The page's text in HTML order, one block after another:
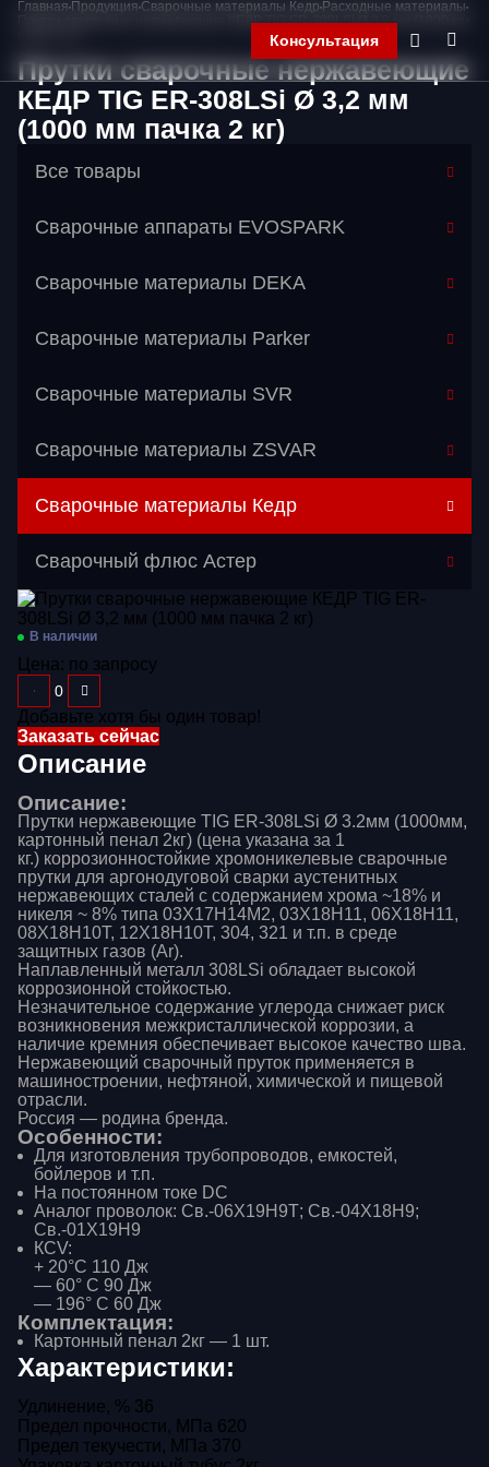
Консультация
Главная
Корзина
Главная Продукция Сварочные материалы Кедр Расходные материалы
Прутки сварочные нержавеющие КЕДР TIG ER-308LSi Ø 3,2 мм (1000 мм
Прутки сварочные нержавеющие
КЕДР TIG ER-308LSi Ø 3,2 мм
(1000 мм пачка 2 кг)
Все товары
Сварочные аппараты EVOSPARK
Сварочные материалы DEKA
Сварочные материалы Parker
Сварочные материалы SVR
Сварочные материалы ZSVAR
Сварочные материалы Кедр
Перейти в категорию
Газосварочное оборудование
Дополнительное оборудование
Распродажа
Расходные материалы
Сварочные аппараты
Сварочные горелки
Средства защиты
Сварочный флюс Астер
В наличии
Цена: по запросу
Добавьте хотя бы один товар!
Заказать сейчас
Описание
Описание:
Прутки нержавеющие TIG ER-308LSi Ø 3.2мм (1000мм,
картонный пенал 2кг) (цена указана за 1
кг.) коррозионностойкие хромоникелевые сварочные
прутки для аргонодуговой сварки аустенитных
нержавеющих сталей c содержанием хрома ~18% и
никеля ~ 8% типа 03Х17Н14М2, 03Х18Н11, 06Х18Н11,
08Х18Н10Т, 12Х18Н10Т, 304, 321 и т.п. в среде
защитных газов (Ar).
Наплавленный металл 308LSi обладает высокой
коррозионной стойкостью.
Незначительное содержание углерода снижает риск
возникновения межкристаллической коррозии, а
наличие кремния обеспечивает высокое качество шва.
Нержавеющий сварочный пруток применяется в
машиностроении, нефтяной, химической и пищевой
отрасли.
Россия — родина бренда.
Особенности:
Для изготовления трубопроводов, емкостей,
бойлеров и т.п.
На постоянном токе DC
Аналог проволок: Св.-06Х19Н9Т; Св.-04Х18Н9;
Св.-01Х19Н9
КCV:
+ 20°С 110 Дж
— 60° С 90 Дж
— 196° С 60 Дж
Комплектация:
Картонный пенал 2кг — 1 шт.
Характеристики:
Удлинение, % 36
Предел прочности, МПа 620
Предел текучести, МПа 370